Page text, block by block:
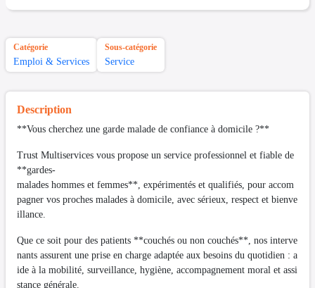
Catégorie
Emploi & Services
Sous-catégorie
Service
Description
**Vous cherchez une garde malade de confiance à domicile ?**
Trust Multiservices vous propose un service professionnel et fiable de
**gardes-
malades hommes et femmes**, expérimentés et qualifiés, pour accom
pagner vos proches malades à domicile, avec sérieux, respect et bienve
illance.
Que ce soit pour des patients **couchés ou non couchés**, nos interve
nants assurent une prise en charge adaptée aux besoins du quotidien : a
ide à la mobilité, surveillance, hygiène, accompagnement moral et assi
stance générale.